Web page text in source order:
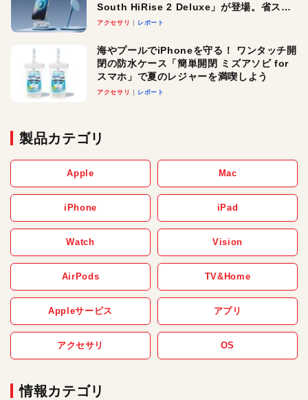
South HiRise 2 Deluxe」が登場。省スペ
ースでおしゃれに充電したい人にオスス
アクセサリ レポート
海やプールでiPhoneを守る！ ワンタッチ開
閉の防水ケース「簡単開閉 ミズアソビ for
スマホ」で夏のレジャーを満喫しよう
アクセサリ レポート
製品カテゴリ
Apple Mac
iPhone iPad
Watch Vision
AirPods TV&Home
Appleサービス アプリ
アクセサリ OS
情報カテゴリ